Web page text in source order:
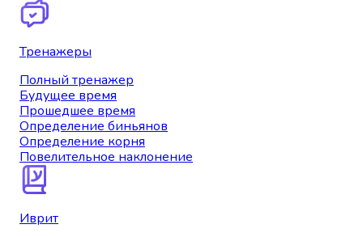
Тренажеры
Полный тренажер
Будущее время
Прошедшее время
Определение биньянов
Определение корня
Повелительное наклонение
Иврит